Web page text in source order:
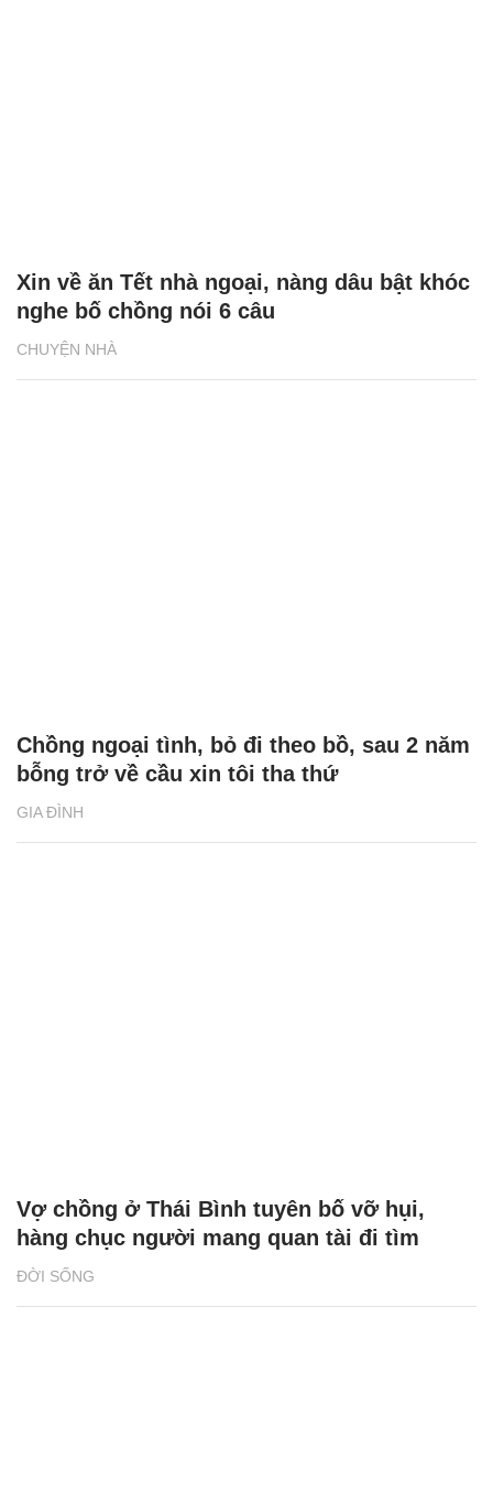
CHUYỆN NHÀ
Xin về ăn Tết nhà ngoại, nàng dâu bật khóc
nghe bố chồng nói 6 câu
GIA ĐÌNH
Chồng ngoại tình, bỏ đi theo bồ, sau 2 năm
bỗng trở về cầu xin tôi tha thứ
ĐỜI SỐNG
Vợ chồng ở Thái Bình tuyên bố vỡ hụi,
hàng chục người mang quan tài đi tìm